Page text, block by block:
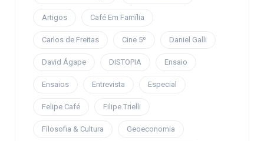
Artigos Café Em Família
Carlos de Freitas Cine 5º Daniel Galli
David Ágape DISTOPIA Ensaio
Ensaios Entrevista Especial
Felipe Café Filipe Trielli
Filosofia & Cultura Geoeconomia